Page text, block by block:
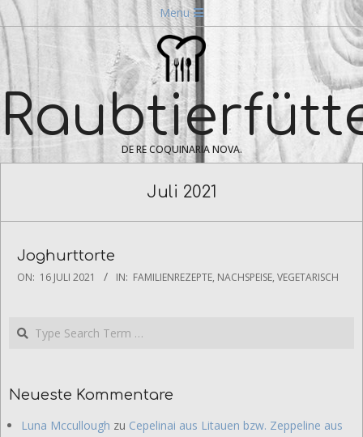
Skip
to
content
Navigation
Menu
Menu
DE RE COQUINARIA NOVA.
Juli 2021
Joghurttorte
2021-
ON: 16 JULI 2021 IN: FAMILIENREZEPTE, NACHSPEISE, VEGETARISCH
Search
Neueste Kommentare
Luna Mccullough zu Cepelinai aus Litauen bzw. Zeppeline aus